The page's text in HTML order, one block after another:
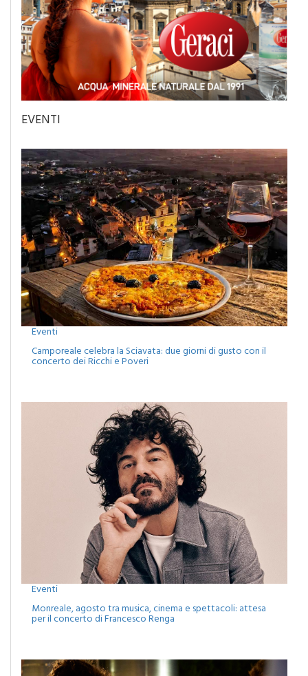
Eventi
Eventi
Monreale, agosto tra musica, cinema e spettacoli: attesa